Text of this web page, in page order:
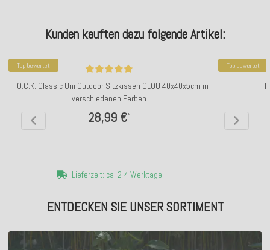
Kunden kauften dazu folgende Artikel:
Top bewertet
H.O.C.K. Classic Uni Outdoor Sitzkissen CLOU 40x40x5cm in
verschiedenen Farben
28,99 €*
Lieferzeit: ca. 2-4 Werktage
Top bewertet
ENTDECKEN SIE UNSER SORTIMENT